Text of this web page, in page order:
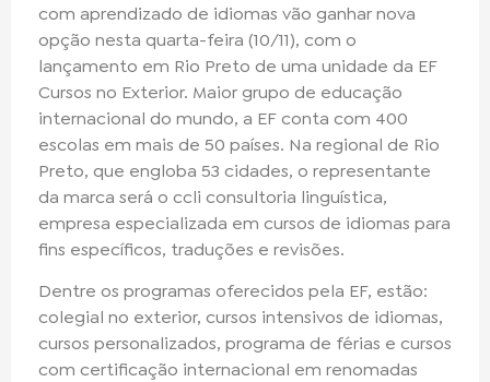
com aprendizado de idiomas vão ganhar nova
opção nesta quarta-feira (10/11), com o
lançamento em Rio Preto de uma unidade da EF
Cursos no Exterior. Maior grupo de educação
internacional do mundo, a EF conta com 400
escolas em mais de 50 países. Na regional de Rio
Preto, que engloba 53 cidades, o representante
da marca será o ccli consultoria linguística,
empresa especializada em cursos de idiomas para
fins específicos, traduções e revisões.
Dentre os programas oferecidos pela EF, estão:
colegial no exterior, cursos intensivos de idiomas,
cursos personalizados, programa de férias e cursos
com certificação internacional em renomadas